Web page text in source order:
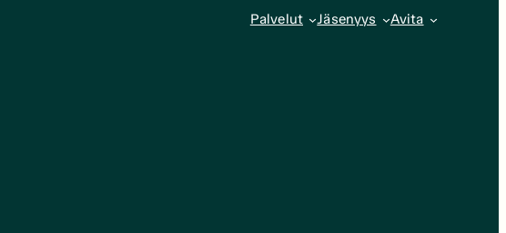
Palvelut Jäsenyys Avita